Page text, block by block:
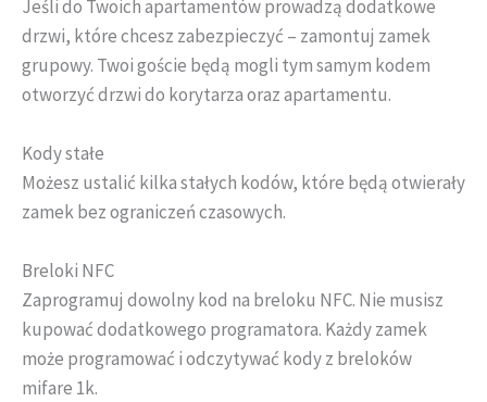
Jeśli do Twoich apartamentów prowadzą dodatkowe
drzwi, które chcesz zabezpieczyć – zamontuj zamek
grupowy. Twoi goście będą mogli tym samym kodem
otworzyć drzwi do korytarza oraz apartamentu.
Kody stałe
Możesz ustalić kilka stałych kodów, które będą otwierały
zamek bez ograniczeń czasowych.
Breloki NFC
Zaprogramuj dowolny kod na breloku NFC. Nie musisz
kupować dodatkowego programatora. Każdy zamek
może programować i odczytywać kody z breloków
mifare 1k.